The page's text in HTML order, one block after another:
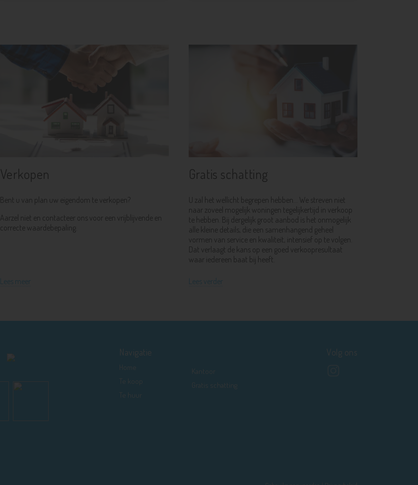
Verkopen
Bent u van plan uw eigendom te verkopen?
Aarzel niet en contacteer ons voor een vrijblijvende en
correcte waardebepaling.
Lees meer
Gratis schatting
U zal het wellicht begrepen hebben... We streven niet
naar zoveel mogelijk woningen tegelijkertijd in verkoop
te hebben. Bij dergelijk groot aanbod is het onmogelijk
alle kleine details, die een samenhangend geheel
vormen van service en kwaliteit, intensief op te volgen.
Dat verlaagt de kans op een goed verkoopresultaat
waar iedereen baat bij heeft.
Lees verder
Navigatie
Te koop
Te huur
Volg ons